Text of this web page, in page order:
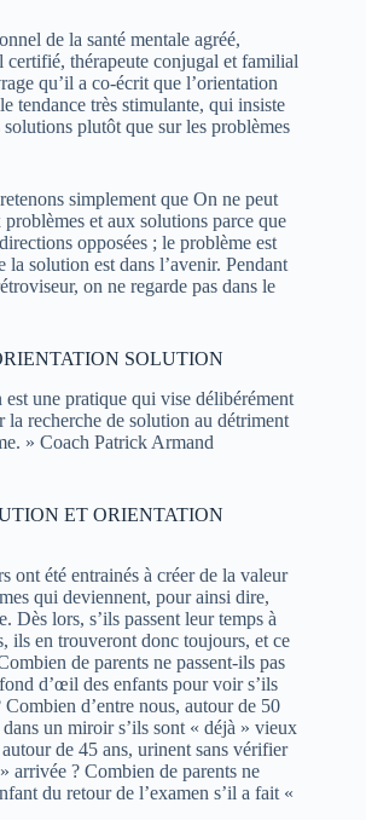
de la santé mentale agréé,
certifié, thérapeute conjugal et familial
qu’il a co-écrit que l’orientation
tendance très stimulante, qui insiste
solutions plutôt que sur les problèmes
simplement que On ne peut
et aux solutions parce que
opposées ; le problème est
la solution est dans l’avenir. Pendant
on ne regarde pas dans le
SOLUTION
une pratique qui vise délibérément
la recherche de solution au détriment
» Coach Patrick Armand
ET ORIENTATION
ont été entrainés à créer de la valeur
qui deviennent, pour ainsi dire,
Dès lors, s’ils passent leur temps à
ils en trouveront donc toujours, et ce
de parents ne passent-ils pas
d’œil des enfants pour voir s’ils
d’entre nous, autour de 50
un miroir s’ils sont « déjà » vieux
de 45 ans, urinent sans vérifier
arrivée ? Combien de parents ne
du retour de l’examen s’il a fait «